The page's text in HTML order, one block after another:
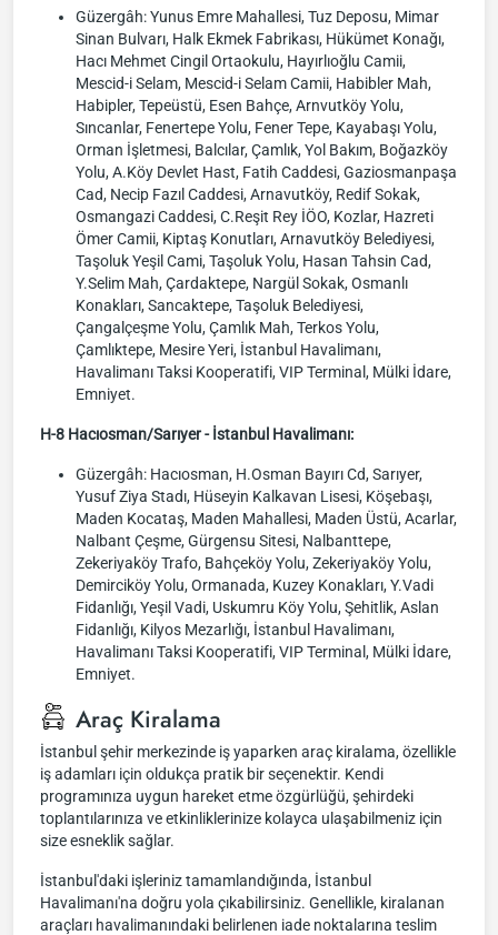
Güzergâh: Yunus Emre Mahallesi, Tuz Deposu, Mimar
Sinan Bulvarı, Halk Ekmek Fabrikası, Hükümet Konağı,
Hacı Mehmet Cingil Ortaokulu, Hayırlıoğlu Camii,
Mescid-i Selam, Mescid-i Selam Camii, Habibler Mah,
Habipler, Tepeüstü, Esen Bahçe, Arnvutköy Yolu,
Sıncanlar, Fenertepe Yolu, Fener Tepe, Kayabaşı Yolu,
Orman İşletmesi, Balcılar, Çamlık, Yol Bakım, Boğazköy
Yolu, A.Köy Devlet Hast, Fatih Caddesi, Gaziosmanpaşa
Cad, Necip Fazıl Caddesi, Arnavutköy, Redif Sokak,
Osmangazi Caddesi, C.Reşit Rey İÖO, Kozlar, Hazreti
Ömer Camii, Kiptaş Konutları, Arnavutköy Belediyesi,
Taşoluk Yeşil Cami, Taşoluk Yolu, Hasan Tahsin Cad,
Y.Selim Mah, Çardaktepe, Nargül Sokak, Osmanlı
Konakları, Sancaktepe, Taşoluk Belediyesi,
Çangalçeşme Yolu, Çamlık Mah, Terkos Yolu,
Çamlıktepe, Mesire Yeri, İstanbul Havalimanı,
Havalimanı Taksi Kooperatifi, VIP Terminal, Mülki İdare,
Emniyet.
H-8 Hacıosman/Sarıyer - İstanbul Havalimanı:
Güzergâh: Hacıosman, H.Osman Bayırı Cd, Sarıyer,
Yusuf Ziya Stadı, Hüseyin Kalkavan Lisesi, Köşebaşı,
Maden Kocataş, Maden Mahallesi, Maden Üstü, Acarlar,
Nalbant Çeşme, Gürgensu Sitesi, Nalbanttepe,
Zekeriyaköy Trafo, Bahçeköy Yolu, Zekeriyaköy Yolu,
Demirciköy Yolu, Ormanada, Kuzey Konakları, Y.Vadi
Fidanlığı, Yeşil Vadi, Uskumru Köy Yolu, Şehitlik, Aslan
Fidanlığı, Kilyos Mezarlığı, İstanbul Havalimanı,
Havalimanı Taksi Kooperatifi, VIP Terminal, Mülki İdare,
Emniyet.
Araç Kiralama
İstanbul şehir merkezinde iş yaparken araç kiralama, özellikle
iş adamları için oldukça pratik bir seçenektir. Kendi
programınıza uygun hareket etme özgürlüğü, şehirdeki
toplantılarınıza ve etkinliklerinize kolayca ulaşabilmeniz için
size esneklik sağlar.
İstanbul'daki işleriniz tamamlandığında, İstanbul
Havalimanı'na doğru yola çıkabilirsiniz. Genellikle, kiralanan
araçları havalimanındaki belirlenen iade noktalarına teslim